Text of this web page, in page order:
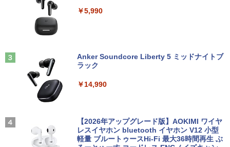
バムとケロのデイブック Bam and Ker
o Day Book [ 島田ゆか ]
￥4,950
転生したら第七王子だったので、気まま
に魔術を極めます（24） 【電子書籍】[
￥5,990
Anker Soundcore Liberty 5 ミッドナイトブ
ラック
￥14,990
【2026年アップグレード版】AOKIMI ワイヤ
レスイヤホン bluetooth イヤホン V12 小型
軽量 ブルートゥースHi-Fi 最大36時間再生 ぶ